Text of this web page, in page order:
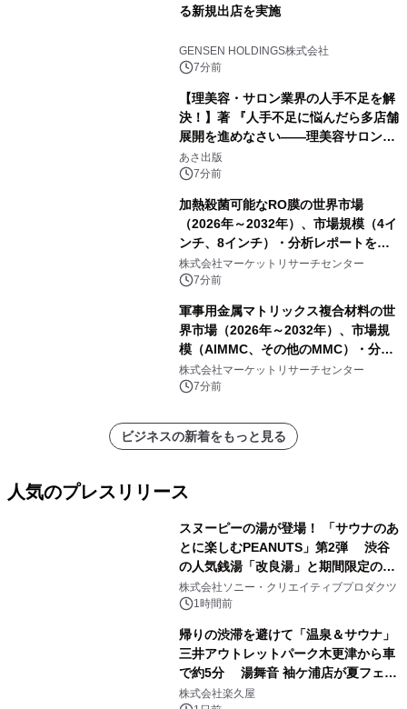
る新規出店を実施
GENSEN HOLDINGS株式会社
7分前
【理美容・サロン業界の人手不足を解
決！】著 『人手不足に悩んだら多店舗
展開を進めなさい――理美容サロン
「多店舗展開」の教科書』2026年8月
24日（月）発売
あさ出版
7分前
加熱殺菌可能なRO膜の世界市場
（2026年～2032年）、市場規模（4イ
ンチ、8インチ）・分析レポートを発
表
株式会社マーケットリサーチセンター
7分前
軍事用金属マトリックス複合材料の世
界市場（2026年～2032年）、市場規
模（AlMMC、その他のMMC）・分析
レポートを発表
株式会社マーケットリサーチセンター
7分前
ビジネスの新着をもっと見る
人気のプレスリリース
スヌーピーの湯が登場！ 「サウナのあ
とに楽しむPEANUTS」第2弾 渋谷
の人気銭湯「改良湯」と期間限定のコ
ラボレーション サウナイキタイコラ
ボグッズも発売決定！
株式会社ソニー・クリエイティブプロダクツ
1時間前
帰りの渋滞を避けて「温泉＆サウナ」
三井アウトレットパーク木更津から車
で約5分 湯舞音 袖ケ浦店が夏フェア
メニューを提供
株式会社楽久屋